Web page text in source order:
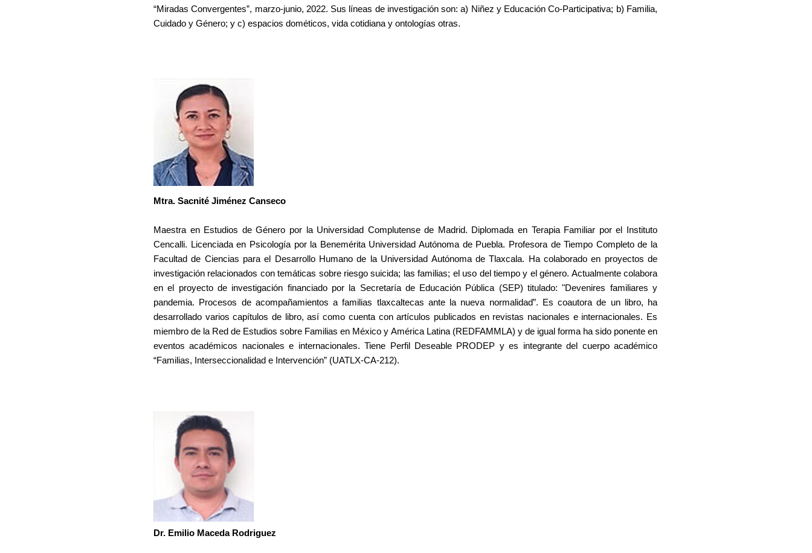
“Miradas Convergentes”, marzo-junio, 2022. Sus líneas de investigación son: a) Niñez y Educación Co-Participativa; b) Familia,
Cuidado y Género; y c) espacios dométicos, vida cotidiana y ontologías otras.
Mtra. Sacnité Jiménez Canseco
Maestra en Estudios de Género por la Universidad Complutense de Madrid. Diplomada en Terapia Familiar por el Instituto
Cencalli. Licenciada en Psicología por la Benemérita Universidad Autónoma de Puebla. Profesora de Tiempo Completo de la
Facultad de Ciencias para el Desarrollo Humano de la Universidad Autónoma de Tlaxcala. Ha colaborado en proyectos de
investigación relacionados con temáticas sobre riesgo suicida; las familias; el uso del tiempo y el género. Actualmente colabora
en el proyecto de investigación financiado por la Secretaría de Educación Pública (SEP) titulado: "Devenires familiares y
pandemia. Procesos de acompañamientos a familias tlaxcaltecas ante la nueva normalidad”. Es coautora de un libro, ha
desarrollado varios capítulos de libro, así como cuenta con artículos publicados en revistas nacionales e internacionales. Es
miembro de la Red de Estudios sobre Familias en México y América Latina (REDFAMMLA) y de igual forma ha sido ponente en
eventos académicos nacionales e internacionales. Tiene Perfil Deseable PRODEP y es integrante del cuerpo académico
“Familias, Interseccionalidad e Intervención” (UATLX-CA-212).
Dr. Emilio Maceda Rodriguez